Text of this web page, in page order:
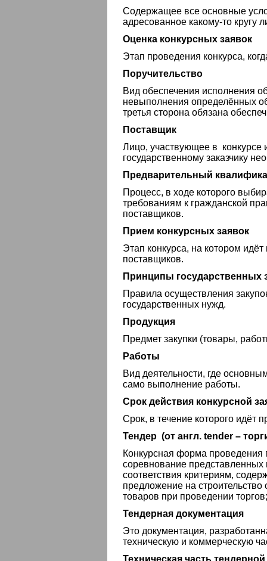
Содержащее все основные
адресованное какому-то кругу
Оценка конкурсных заявок
Этап проведения конкурса,
Поручительство
Вид обеспечения исполнения
невыполнения определённых
третья сторона обязана
Поставщик
Лицо, участвующее в конкурсе
государственному заказчику
Предварительный
Процесс, в ходе которого
требованиям к гражданской
поставщиков.
Прием конкурсных заявок
Этап конкурса, на котором
поставщиков.
Принципы государственных
Правила осуществления
государственных нужд.
Продукция
Предмет закупки (товары,
Работы
Вид деятельности, где
само выполнение работы.
Срок действия конкурсной
Срок, в течение которого идёт
Тендер (от англ. tender –
Конкурсная форма
соревнование представленных
соответствия критериям,
предложение на строительство
товаров при проведении
Тендерная документация
Это документация,
техническую и коммерческую